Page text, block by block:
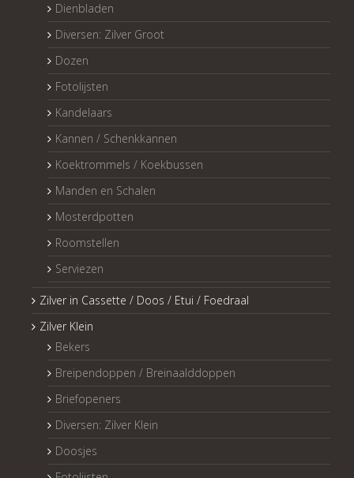
Dienbladen
Diversen: Zilver Groot
Dozen
Fotolijsten
Kandelaars
Kannen / Schenkkannen
Koektrommels / Koekbussen
Manden en Schalen
Mosterdpotten
Roomstellen
Serviezen
Zilver in Cassette / Doos / Etui / Foedraal
Zilver Klein
Bekers
Breipendoppen / Breinaalddoppen
Briefopeners
Diversen: Zilver Klein
Doosjes